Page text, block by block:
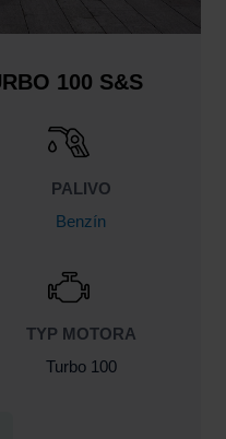
100 S&S
PALIVO
Benzín
TYP MOTORA
Turbo 100